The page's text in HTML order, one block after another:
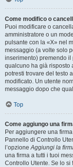
Come modifico o
Puoi modificare o
amministratore o un
pulsante con la «X» nel
messaggio (a volte solo
inserimento) premendo il
qualcuno ha già risposto
potresti trovare del testo
modificato. Un utente
messaggio dopo che
Top
Come aggiungo una
Per aggiungere una
Pannello di Controllo
l’opzioneAggiungi la
una firma a tutti i tuoi
Controllo Utente. Se lo